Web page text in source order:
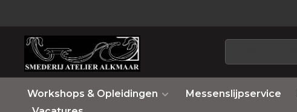
Workshops & Opleidingen Messenslijpservice